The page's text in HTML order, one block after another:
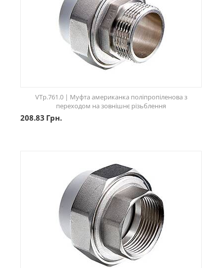
VTp.761.0 | Муфта американка поліпропіленова з
переходом на зовнішнє різьблення
208.83 Грн.